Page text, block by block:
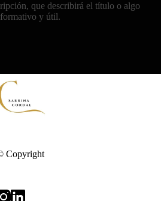
que describirá el título o algo
y útil.
Copyright